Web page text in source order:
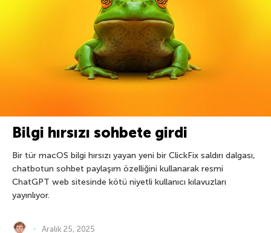
Bilgi hırsızı sohbete girdi
Bir tür macOS bilgi hırsızı yayan yeni bir ClickFix saldırı dalgası,
chatbotun sohbet paylaşım özelliğini kullanarak resmi
ChatGPT web sitesinde kötü niyetli kullanıcı kılavuzları
yayınlıyor.
Aralık 25, 2025